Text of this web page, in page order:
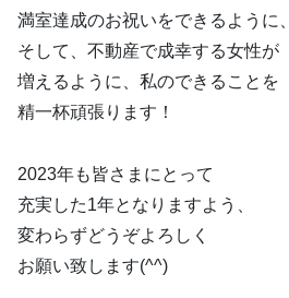
満室達成のお祝いをできるように、
そして、不動産で成幸する女性が
増えるように、私のできることを
精一杯頑張ります！
2023年も皆さまにとって
充実した1年となりますよう、
変わらずどうぞよろしく
お願い致します(^^)